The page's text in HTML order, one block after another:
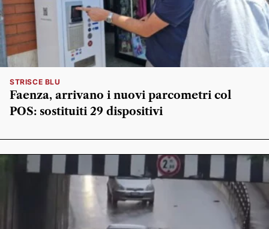
STRISCE BLU
Faenza, arrivano i nuovi parcometri col
POS: sostituiti 29 dispositivi